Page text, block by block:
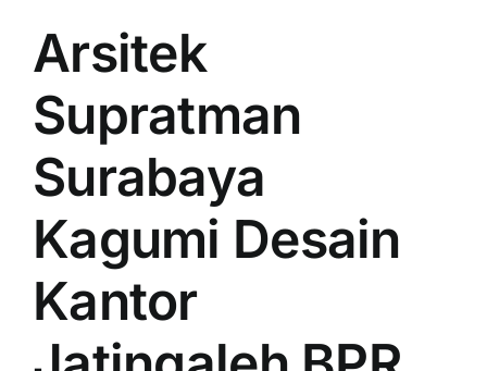
Arsitek
Supratman
Surabaya
Kagumi Desain
Kantor